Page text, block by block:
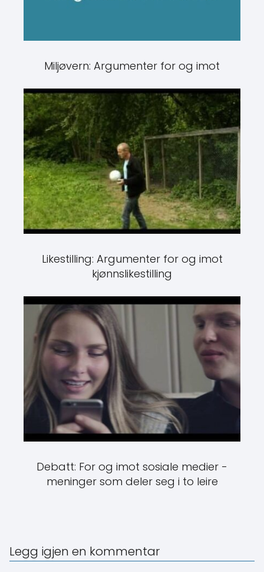
Miljøvern: Argumenter for og imot
Likestilling: Argumenter for og imot
kjønnslikestilling
Debatt: For og imot sosiale medier -
meninger som deler seg i to leire
Legg igjen en kommentar